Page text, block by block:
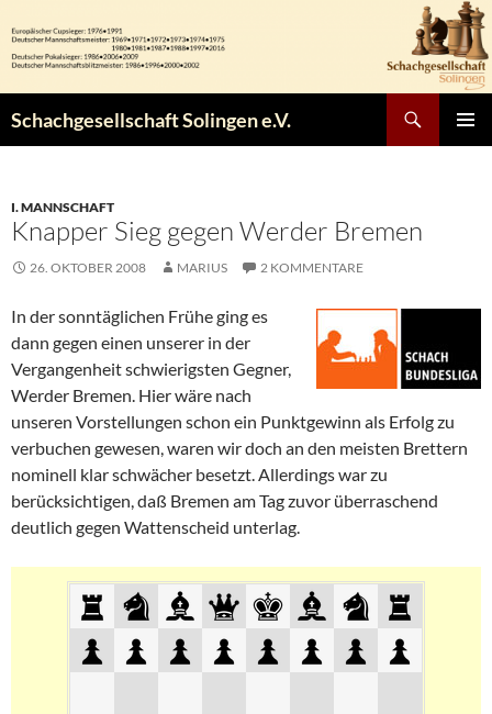
Inhalt
springen
Schachgesellschaft Solingen e.V.
I. MANNSCHAFT
Knapper Sieg gegen Werder Bremen
26. OKTOBER 2008 MARIUS 2 KOMMENTARE
In der sonntäglichen Frühe ging es
dann gegen einen unserer in der
Vergangenheit schwierigsten Gegner,
Werder Bremen. Hier wäre nach
unseren Vorstellungen schon ein Punktgewinn als Erfolg zu
verbuchen gewesen, waren wir doch an den meisten Brettern
nominell klar schwächer besetzt. Allerdings war zu
berücksichtigen, daß Bremen am Tag zuvor überraschend
deutlich gegen Wattenscheid unterlag.